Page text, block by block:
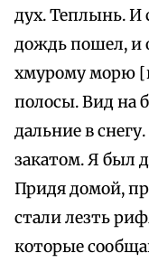
дух. Теплынь. И
дождь пошел, и
хмурому морю
полосы. Вид на
дальние в
закатом. Я был
Придя домой,
стали лезть
которые